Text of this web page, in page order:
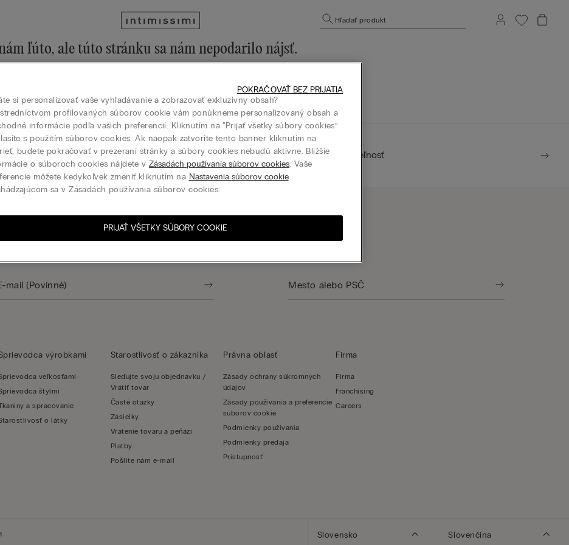
Hľadať produkt
ľúto, ale túto stránku sa nám nepodarilo nájsť.
na domovskú stránku
Darčeková karta Udržateľnosť
výrobkami
veľkosťami
štýlmi
a spracovanie
o látky
Starostlivosť o zákazníka
Sledujte svoju objednávku /
Vrátiť tovar
Časté otázky
Zásielky
Vrátenie tovaru a peňazí
Platby
Pošlite nám e-mail
Právna oblasť
Zásady ochrany súkromných
údajov
Zásady používania a preferencie
súborov cookie
Podmienky používania
Podmienky predaja
Prístupnosť
Firma
Firma
Franchising
Careers
Slovensko Slovenčina
si personalizovať vaše vyhľadávanie a zobrazovať exkluzívny obsah?
profilovaných súborov cookie vám ponúkneme personalizovaný obsah a
informácie podľa vašich preferencií. Kliknutím na “Prijať všetky súbory cookies”
s použitím súborov cookies. Ak naopak zatvoríte tento banner kliknutím na
budete pokračovať v prezeraní stránky a súbory cookies nebudú aktívne. Bližšie
o súboroch cookies nájdete vZásadách používania súborov cookies. Vaše
môžete kedykoľvek zmeniť kliknutím na Nastavenia súborov cookie
sa v Zásadách používania súborov cookies.
PRIJAŤ VŠETKY SÚBORY COOKIE
POKRAČOVAŤ BEZ PRIJATIA